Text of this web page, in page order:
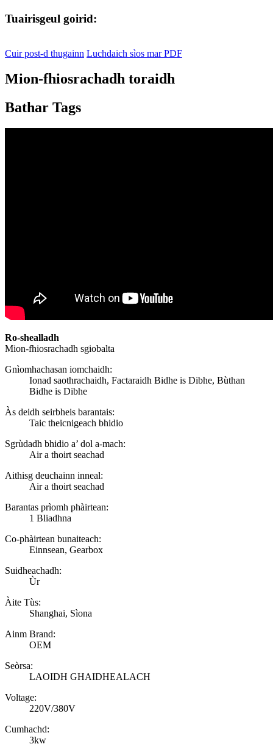
Tuairisgeul goirid:
Cuir post-d thugainn Luchdaich sìos mar PDF
Mion-fhiosrachadh toraidh
Bathar Tags
Ro-shealladh
Mion-fhiosrachadh sgiobalta
Gnìomhachasan iomchaidh:
Ionad saothrachaidh, Factaraidh Bidhe is Dibhe, Bùthan
Bidhe is Dibhe
Às deidh seirbheis barantais:
Taic theicnigeach bhidio
Sgrùdadh bhidio a’ dol a-mach:
Air a thoirt seachad
Aithisg deuchainn inneal:
Air a thoirt seachad
Barantas prìomh phàirtean:
1 Bliadhna
Co-phàirtean bunaiteach:
Einnsean, Gearbox
Suidheachadh:
Ùr
Àite Tùs:
Shanghai, Sìona
Ainm Brand:
OEM
Seòrsa:
LAOIDH GHAIDHEALACH
Voltage:
220V/380V
Cumhachd:
3kw